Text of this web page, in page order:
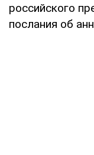
российского
послания об